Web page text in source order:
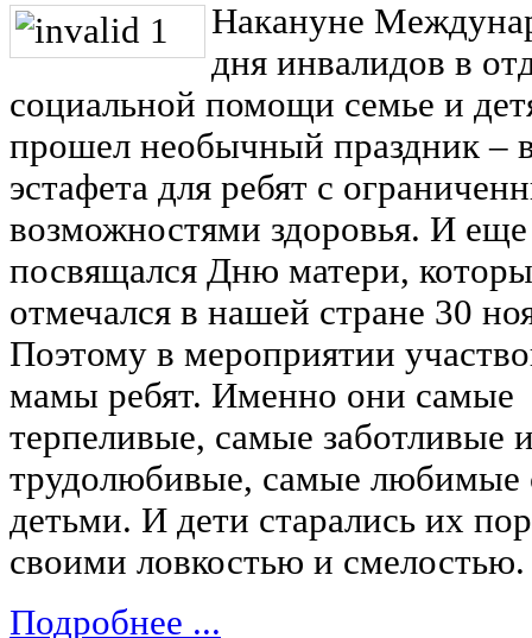
Накануне
дня инвалидов в
социальной помощи семье и
прошел необычный праздник –
эстафета для ребят с
возможностями здоровья. И
посвящался Дню матери,
отмечался в нашей стране 30
Поэтому в мероприятии
мамы ребят. Именно они самые
терпеливые, самые заботливые
трудолюбивые, самые любимые
детьми. И дети старались их
своими ловкостью и смелостью.
Подробнее ...